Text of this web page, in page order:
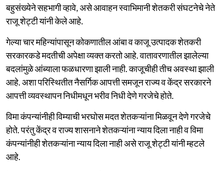
बहुसंख्येने सहभागी व्हावे, असे आवाहन स्वाभिमानी शेतकरी संघटनेचे नेते
राजू शेट्टी यांनी केले आहे.
गेल्या चार महिन्यांपासून कोकणातील आंबा व काजू उत्पादक शेतकरी
सरकारकडे मदतीची अपेक्षा व्यक्त करतो आहे. वातावरणातील झालेल्या
बदलांमुळे आंब्याला फळधारणा झाली नाही. काजूचीही तीच अवस्था झाली
आहे. अशा परिस्थितीत नैसर्गिक आपत्ती समजून राज्य व केंद्र सरकारने
आपत्ती व्यवस्थापन निधीमधून भरीव निधी देणे गरजेचे होते.
विमा कंपन्यांनीही विम्याची भरघोस मदत शेतकऱ्यांना मिळवून देणे गरजेचे
होते. परंतु केंद्र व राज्य शासनाने शेतकऱ्यांना न्याय दिला नाही व विमा
कंपन्यांनीही शेतकऱ्यांना न्याय दिला नाही असे राजू शेट्टी यांनी म्हटले
आहे.